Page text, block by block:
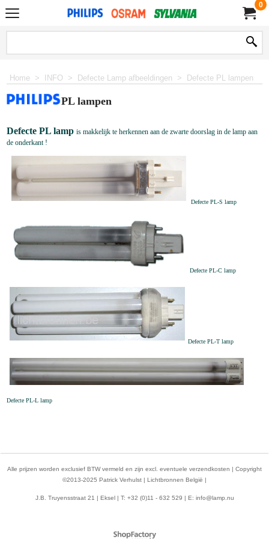
0
Home > INFO > Defecte Lamp afbeeldingen > Defecte PL lampen
PL lampen
Defecte PL lamp is makkelijk te herkennen aan de zwarte doorslag in de lamp aan
de onderkant !
Defecte PL-S lamp
Defecte PL-C lamp
Defecte PL-T lamp
Defecte PL-L lamp
Alle prijzen worden exclusief BTW vermeld en zijn excl. eventuele verzendkosten | Copyright
©2013-2025 Patrick Verhulst | Lichtbronnen België |
J.B. Truyensstraat 21 | Eksel | T: +32 (0)11 - 632 529 | E: info@lamp.nu
Webwinkel gemaakt met